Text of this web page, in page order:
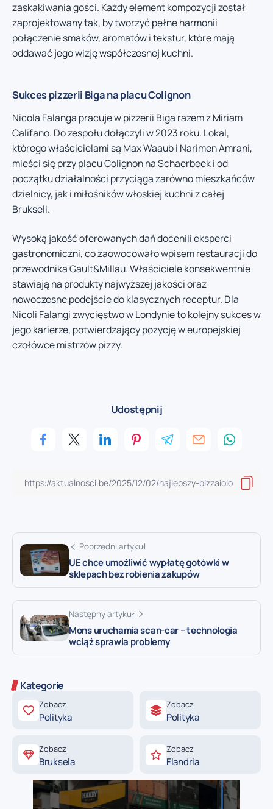
zaskakiwania gości. Każdy element kompozycji został
zaprojektowany tak, by tworzyć pełne harmonii
połączenie smaków, aromatów i tekstur, które mają
oddawać jego wizję współczesnej kuchni.
Sukces pizzerii Biga na placu Colignon
Nicola Falanga pracuje w pizzerii Biga razem z Miriam
Califano. Do zespołu dołączyli w 2023 roku. Lokal,
którego właścicielami są Max Waaub i Narimen Amrani,
mieści się przy placu Colignon na Schaerbeek i od
początku działalności przyciąga zarówno mieszkańców
dzielnicy, jak i miłośników włoskiej kuchni z całej
Brukseli.
Wysoką jakość oferowanych dań docenili eksperci
gastronomiczni, co zaowocowało wpisem restauracji do
przewodnika Gault&Millau. Właściciele konsekwentnie
stawiają na produkty najwyższej jakości oraz
nowoczesne podejście do klasycznych receptur. Dla
Nicoli Falangi zwycięstwo w Londynie to kolejny sukces w
jego karierze, potwierdzający pozycję w europejskiej
czołówce mistrzów pizzy.
Udostępnij
Poprzedni artykuł
UE chce umożliwić wypłatę gotówki w
sklepach bez robienia zakupów
Następny artykuł
Mons uruchamia scan-car – technologia
wciąż sprawia problemy
Kategorie
Zobacz
Polityka
Zobacz
Polityka
Zobacz
Bruksela
Zobacz
Flandria